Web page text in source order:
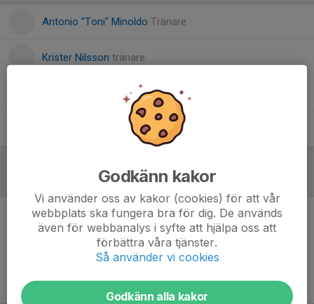
Antonio "Toni" Minoldo Tränare
Krister Nilsson tränare
Lagledare
Tränare
Inget referat skrivet
Godkänn kakor
Vi använder oss av kakor (cookies) för att vår
webbplats ska fungera bra för dig. De används
även för webbanalys i syfte att hjälpa oss att
förbättra våra tjänster.
Så använder vi cookies
Godkänn alla kakor